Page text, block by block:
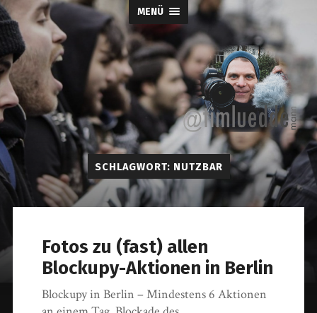
MENÜ
Tim-
SCHLAGWORT: NUTZBAR
Fotos zu (fast) allen
Blockupy-Aktionen in Berlin
Blockupy in Berlin – Mindestens 6 Aktionen